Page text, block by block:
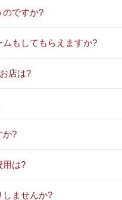
のですか?
もしてもらえますか?
店は?
か?
用は?
しませんか?